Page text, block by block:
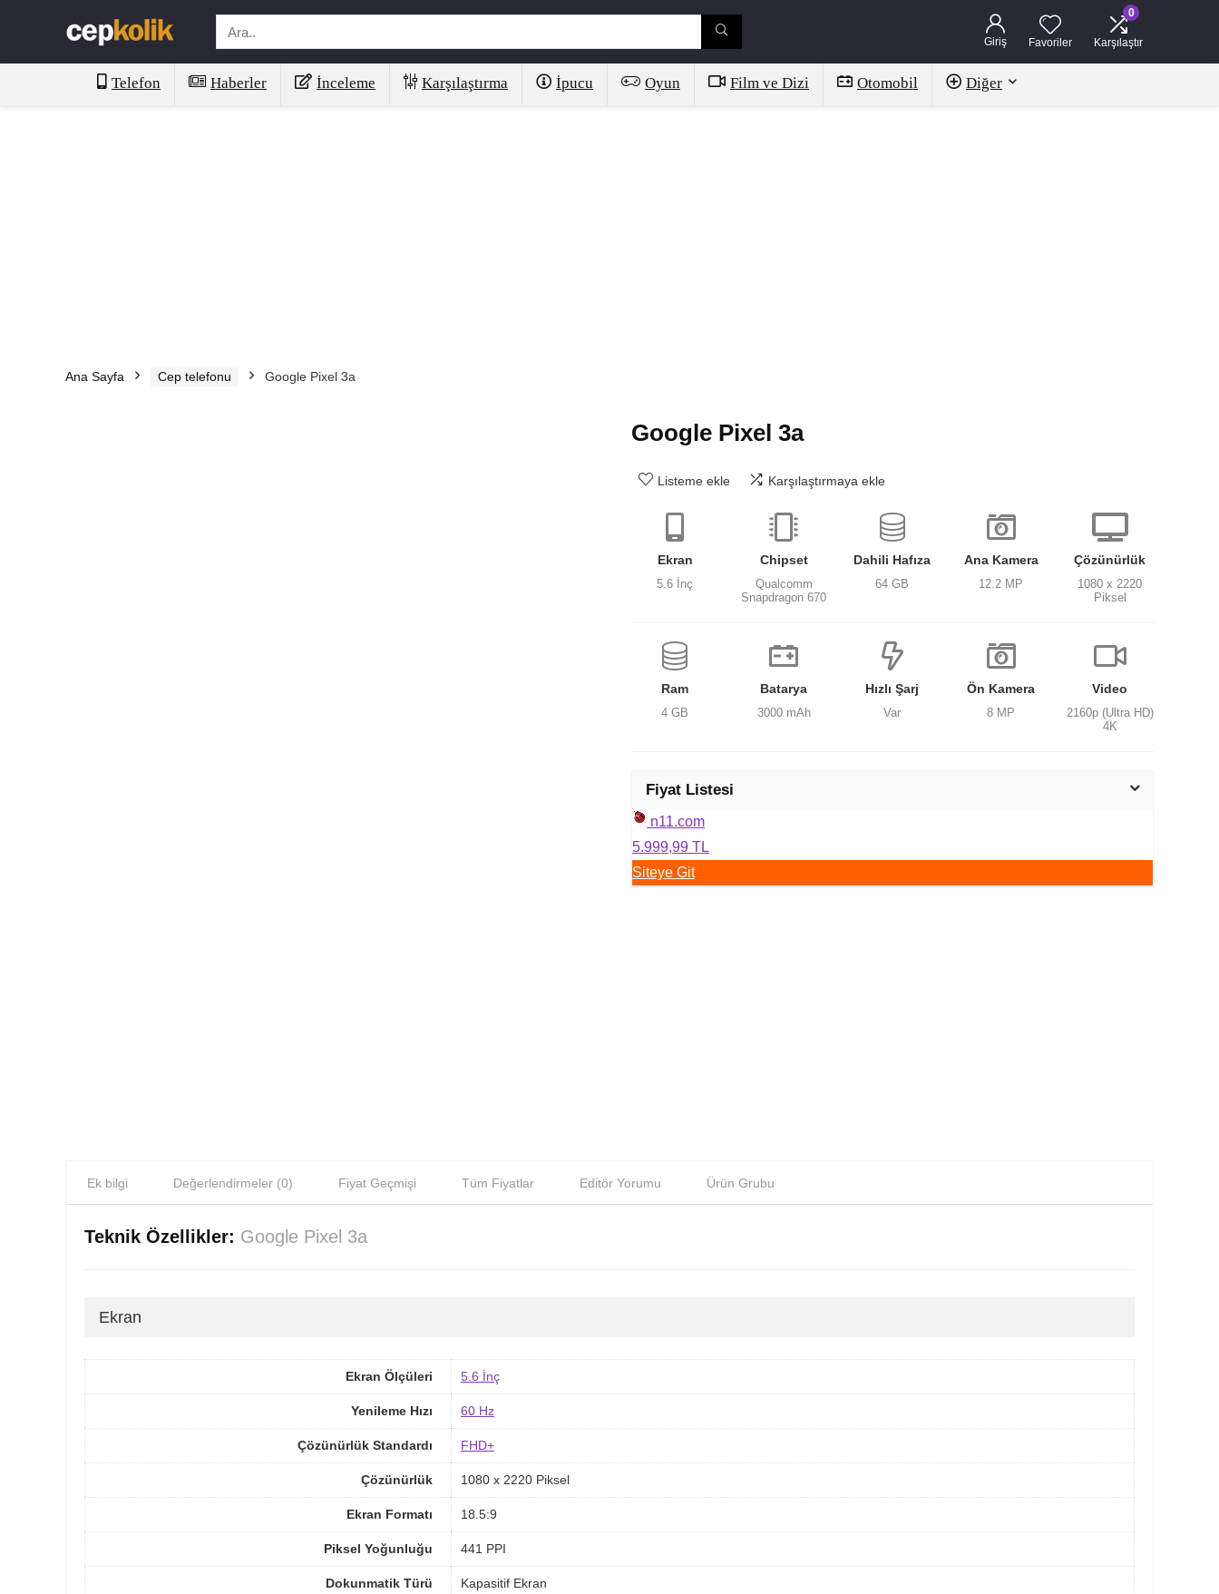
Giriş Favoriler
0
Karşılaştır
Telefon Haberler İnceleme Karşılaştırma İpucu Oyun Film ve Dizi Otomobil Diğer
Ana Sayfa Cep telefonu Google Pixel 3a
Google Pixel 3a
Listeme ekle Karşılaştırmaya ekle
Ekran
5.6 İnç
Chipset
Qualcomm
Snapdragon 670
Dahili Hafıza
64 GB
Ana Kamera
12.2 MP
Çözünürlük
1080 x 2220
Piksel
Ram
4 GB
Batarya
3000 mAh
Hızlı Şarj
Var
Ön Kamera
8 MP
Video
2160p (Ultra HD)
4K
Fiyat Listesi
n11.com
5.999,99 TL
Siteye Git
Ek bilgi Değerlendirmeler (0) Fiyat Geçmişi Tüm Fiyatlar Editör Yorumu Ürün Grubu
Teknik Özellikler: Google Pixel 3a
Ekran
Ekran Ölçüleri 5.6 İnç
Yenileme Hızı 60 Hz
Çözünürlük Standardı FHD+
Çözünürlük 1080 x 2220 Piksel
Ekran Formatı 18.5:9
Piksel Yoğunluğu 441 PPI
Dokunmatik Türü Kapasitif Ekran